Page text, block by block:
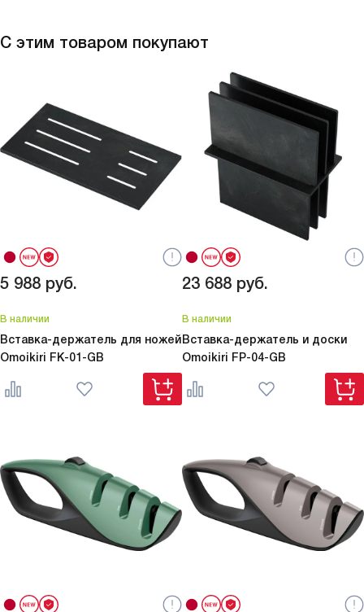
С этим товаром покупают
5 988 руб.
В наличии
Вставка-держатель для ножей
Omoikiri FK-01-GB
23 688 руб.
В наличии
Вставка-держатель и доски
Omoikiri FP-04-GB